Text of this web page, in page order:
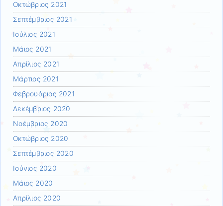
Οκτώβριος 2021
Σεπτέμβριος 2021
Ιούλιος 2021
Μάιος 2021
Απρίλιος 2021
Μάρτιος 2021
Φεβρουάριος 2021
Δεκέμβριος 2020
Νοέμβριος 2020
Οκτώβριος 2020
Σεπτέμβριος 2020
Ιούνιος 2020
Μάιος 2020
Απρίλιος 2020